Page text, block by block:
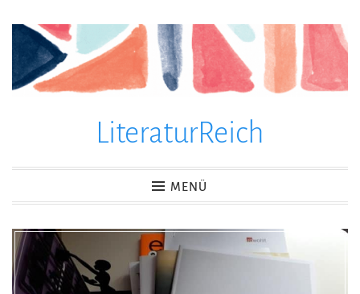
Zum
springen
LiteraturReich
MENÜ